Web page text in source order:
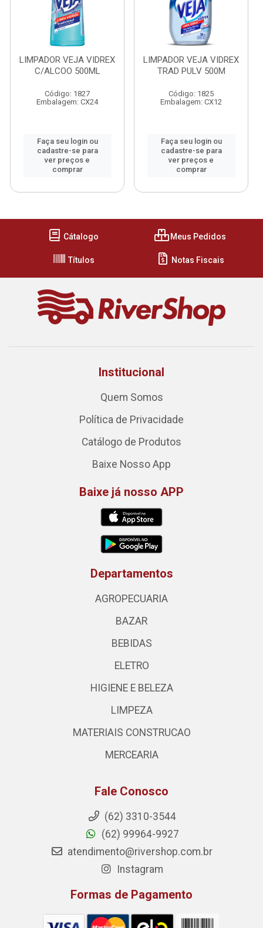
LIMPADOR VEJA VIDREX
C/ALCOO 500ML
Código: 1827
Embalagem: CX24
Faça seu login ou
cadastre-se para
ver preços e
comprar
LIMPADOR VEJA VIDREX
TRAD PULV 500M
Código: 1825
Embalagem: CX12
Faça seu login ou
cadastre-se para
ver preços e
comprar
Cátalogo Meus Pedidos
Títulos Notas Fiscais
Institucional
Quem Somos
Política de Privacidade
Catálogo de Produtos
Baixe Nosso App
Baixe já nosso APP
Departamentos
AGROPECUARIA
BAZAR
BEBIDAS
ELETRO
HIGIENE E BELEZA
LIMPEZA
MATERIAIS CONSTRUCAO
MERCEARIA
Fale Conosco
(62) 3310-3544
(62) 99964-9927
atendimento@rivershop.com.br
Instagram
Formas de Pagamento